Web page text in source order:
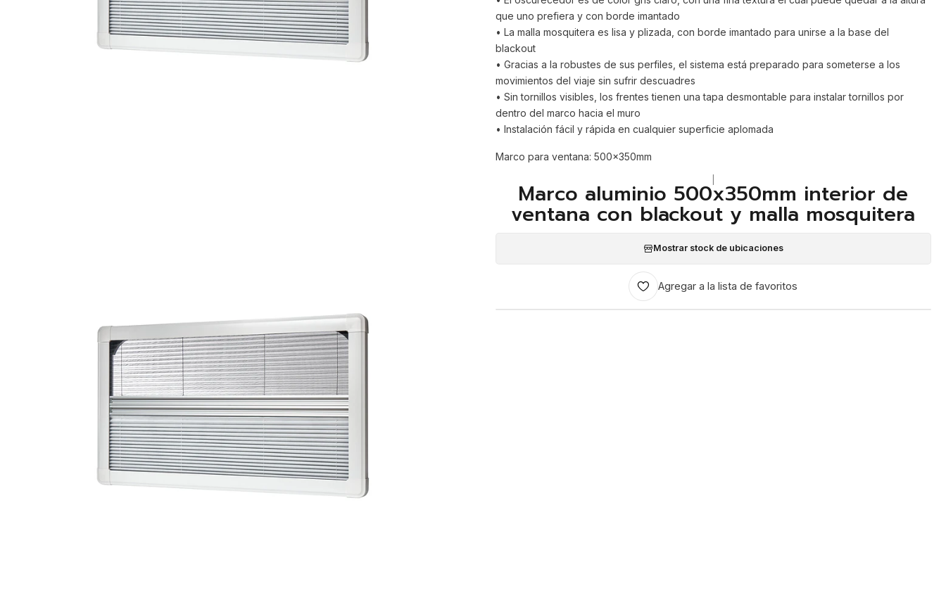
que uno prefiera y con borde imantado
• La malla mosquitera es lisa y plizada, con borde imantado para unirse a la base del
blackout
• Gracias a la robustes de sus perfiles, el sistema está preparado para someterse a los
movimientos del viaje sin sufrir descuadres
• Sin tornillos visibles, los frentes tienen una tapa desmontable para instalar tornillos por
dentro del marco hacia el muro
• Instalación fácil y rápida en cualquier superficie aplomada
Marco para ventana: 500x350mm
Marco aluminio 500x350mm interior de
ventana con blackout y malla mosquitera
Mostrar stock de ubicaciones
Agregar a la lista de favoritos